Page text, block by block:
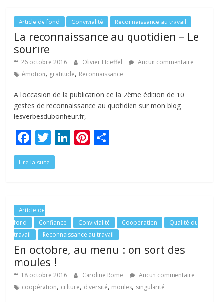
o
o
k
dI
n
st er
Article de fond Convivialité Reconnaissance au travail
La reconnaissance au quotidien – Le
sourire
26 octobre 2016 Olivier Hoeffel
Aucun commentaire
émotion, gratitude, Reconnaissance
A l’occasion de la publication de la 2ème édition de 10
gestes de reconnaissance au quotidien sur mon blog
lesverbesdubonheur.fr,
F
ac
e
o
o
k
T
w
itt
Li
n
Pi
Lire la suite
Article de
fond
Confiance Convivialité Coopération
Qualité du
travail
Reconnaissance au travail
En octobre, au menu : on sort des
moules !
18 octobre 2016 Caroline Rome
Aucun commentaire
coopération, culture, diversité, moules, singularité